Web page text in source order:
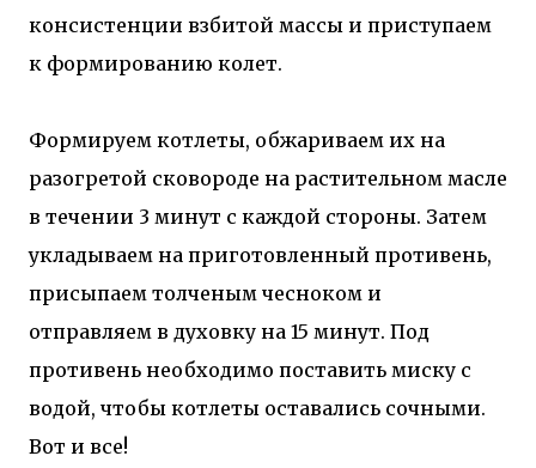
консистенции взбитой массы и приступаем
к формированию колет.
Формируем котлеты, обжариваем их на
разогретой сковороде на растительном масле
в течении 3 минут с каждой стороны. Затем
укладываем на приготовленный противень,
присыпаем толченым чесноком и
отправляем в духовку на 15 минут. Под
противень необходимо поставить миску с
водой, чтобы котлеты оставались сочными.
Вот и все!